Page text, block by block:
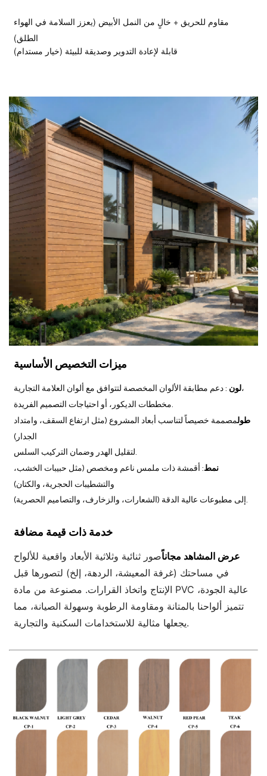
مقاوم للحريق + خالٍ من النمل الأبيض (يعزز السلامة في الهواء
الطلق)
قابلة لإعادة التدوير وصديقة للبيئة (خيار مستدام)
ميزات التخصيص الأساسية
لون: دعم مطابقة الألوان المخصصة لتتوافق مع ألوان العلامة التجارية،
طولمصممة خصيصاً لتناسب أبعاد المشروع (مثل ارتفاع السقف، وامتداد
الجدار)
نمط: أقمشة ذات ملمس ناعم ومخصص (مثل حبيبات الخشب،
والتشطيبات الحجرية، والكتان)
خدمة ذات قيمة مضافة
عرض المشاهد مجاناًصور ثنائية وثلاثية الأبعاد واقعية للألواح
في مساحتك (غرفة المعيشة، الردهة، إلخ) لتصورها قبل
الإنتاج واتخاذ القرارات. مصنوعة من مادة PVC عالية الجودة،
تتميز ألواحنا بالمتانة ومقاومة الرطوبة وسهولة الصيانة، مما
يجعلها مثالية للاستخدامات السكنية والتجارية.